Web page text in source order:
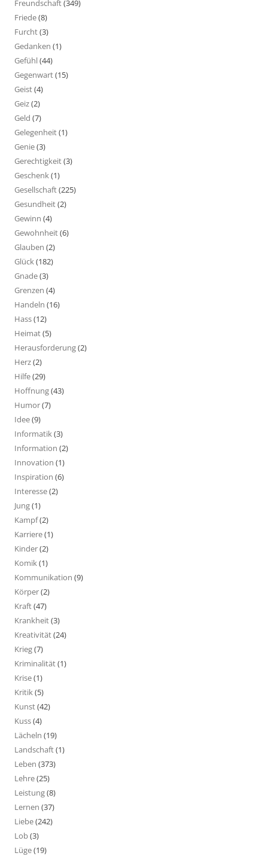
Freundschaft(349)
Friede(8)
Furcht(3)
Gedanken (1)
Gefühl(44)
Gegenwart(15)
Geist(4)
Geiz(2)
Geld (7)
Gelegenheit(1)
Genie(3)
Gerechtigkeit(3)
Geschenk(1)
Gesellschaft(225)
Gesundheit(2)
Gewinn (4)
Gewohnheit(6)
Glauben (2)
Glück(182)
Gnade(3)
Grenzen (4)
Handeln (16)
Hass(12)
Heimat(5)
Herausforderung(2)
Herz(2)
Hilfe(29)
Hoffnung(43)
Humor(7)
Idee(9)
Informatik(3)
Information (2)
Innovation (1)
Inspiration (6)
Interesse(2)
Jung(1)
Kampf(2)
Karriere(1)
Kinder(2)
Komik(1)
Kommunikation (9)
Körper(2)
Kraft(47)
Krankheit(3)
Kreativität(24)
Krieg(7)
Kriminalität(1)
Krise(1)
Kritik(5)
Kunst(42)
Kuss(4)
Lächeln (19)
Landschaft(1)
Leben (373)
Lehre(25)
Leistung(8)
Lernen (37)
Liebe(242)
Lob(3)
Lüge(19)